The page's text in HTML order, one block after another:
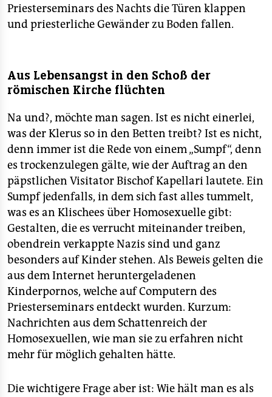
Priesterseminars des Nachts die Türen klappen
und priesterliche Gewänder zu Boden fallen.
Aus Lebensangst in den Schoß der
römischen Kirche flüchten
Na und?, möchte man sagen. Ist es nicht einerlei,
was der Klerus so in den Betten treibt? Ist es nicht,
denn immer ist die Rede von einem „Sumpf“, denn
es trockenzulegen gälte, wie der Auftrag an den
päpstlichen Visitator Bischof Kapellari lautete. Ein
Sumpf jedenfalls, in dem sich fast alles tummelt,
was es an Klischees über Homosexuelle gibt:
Gestalten, die es verrucht miteinander treiben,
obendrein verkappte Nazis sind und ganz
besonders auf Kinder stehen. Als Beweis gelten die
aus dem Internet heruntergeladenen
Kinderpornos, welche auf Computern des
Priesterseminars entdeckt wurden. Kurzum:
Nachrichten aus dem Schattenreich der
Homosexuellen, wie man sie zu erfahren nicht
mehr für möglich gehalten hätte.
Die wichtigere Frage aber ist: Wie hält man es als